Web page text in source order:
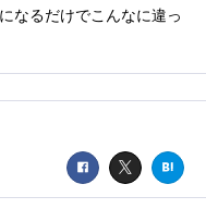
なるだけでこんなに違っ